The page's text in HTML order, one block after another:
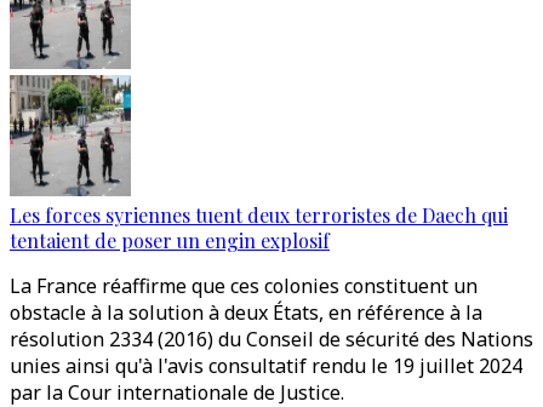
Les forces syriennes tuent deux terroristes de Daech qui
tentaient de poser un engin explosif
La France réaffirme que ces colonies constituent un
obstacle à la solution à deux États, en référence à la
résolution 2334 (2016) du Conseil de sécurité des Nations
unies ainsi qu'à l'avis consultatif rendu le 19 juillet 2024
par la Cour internationale de Justice.